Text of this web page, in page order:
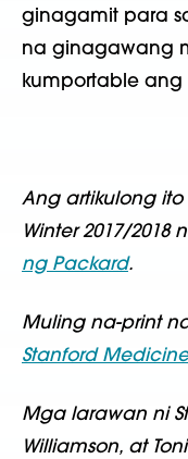
ginagamit para
na ginagawang
kumportable
Ang artikulong
Winter 2017/2018
ng Packard.
Muling na-print
Stanford
Mga larawan ni
Williamson, at